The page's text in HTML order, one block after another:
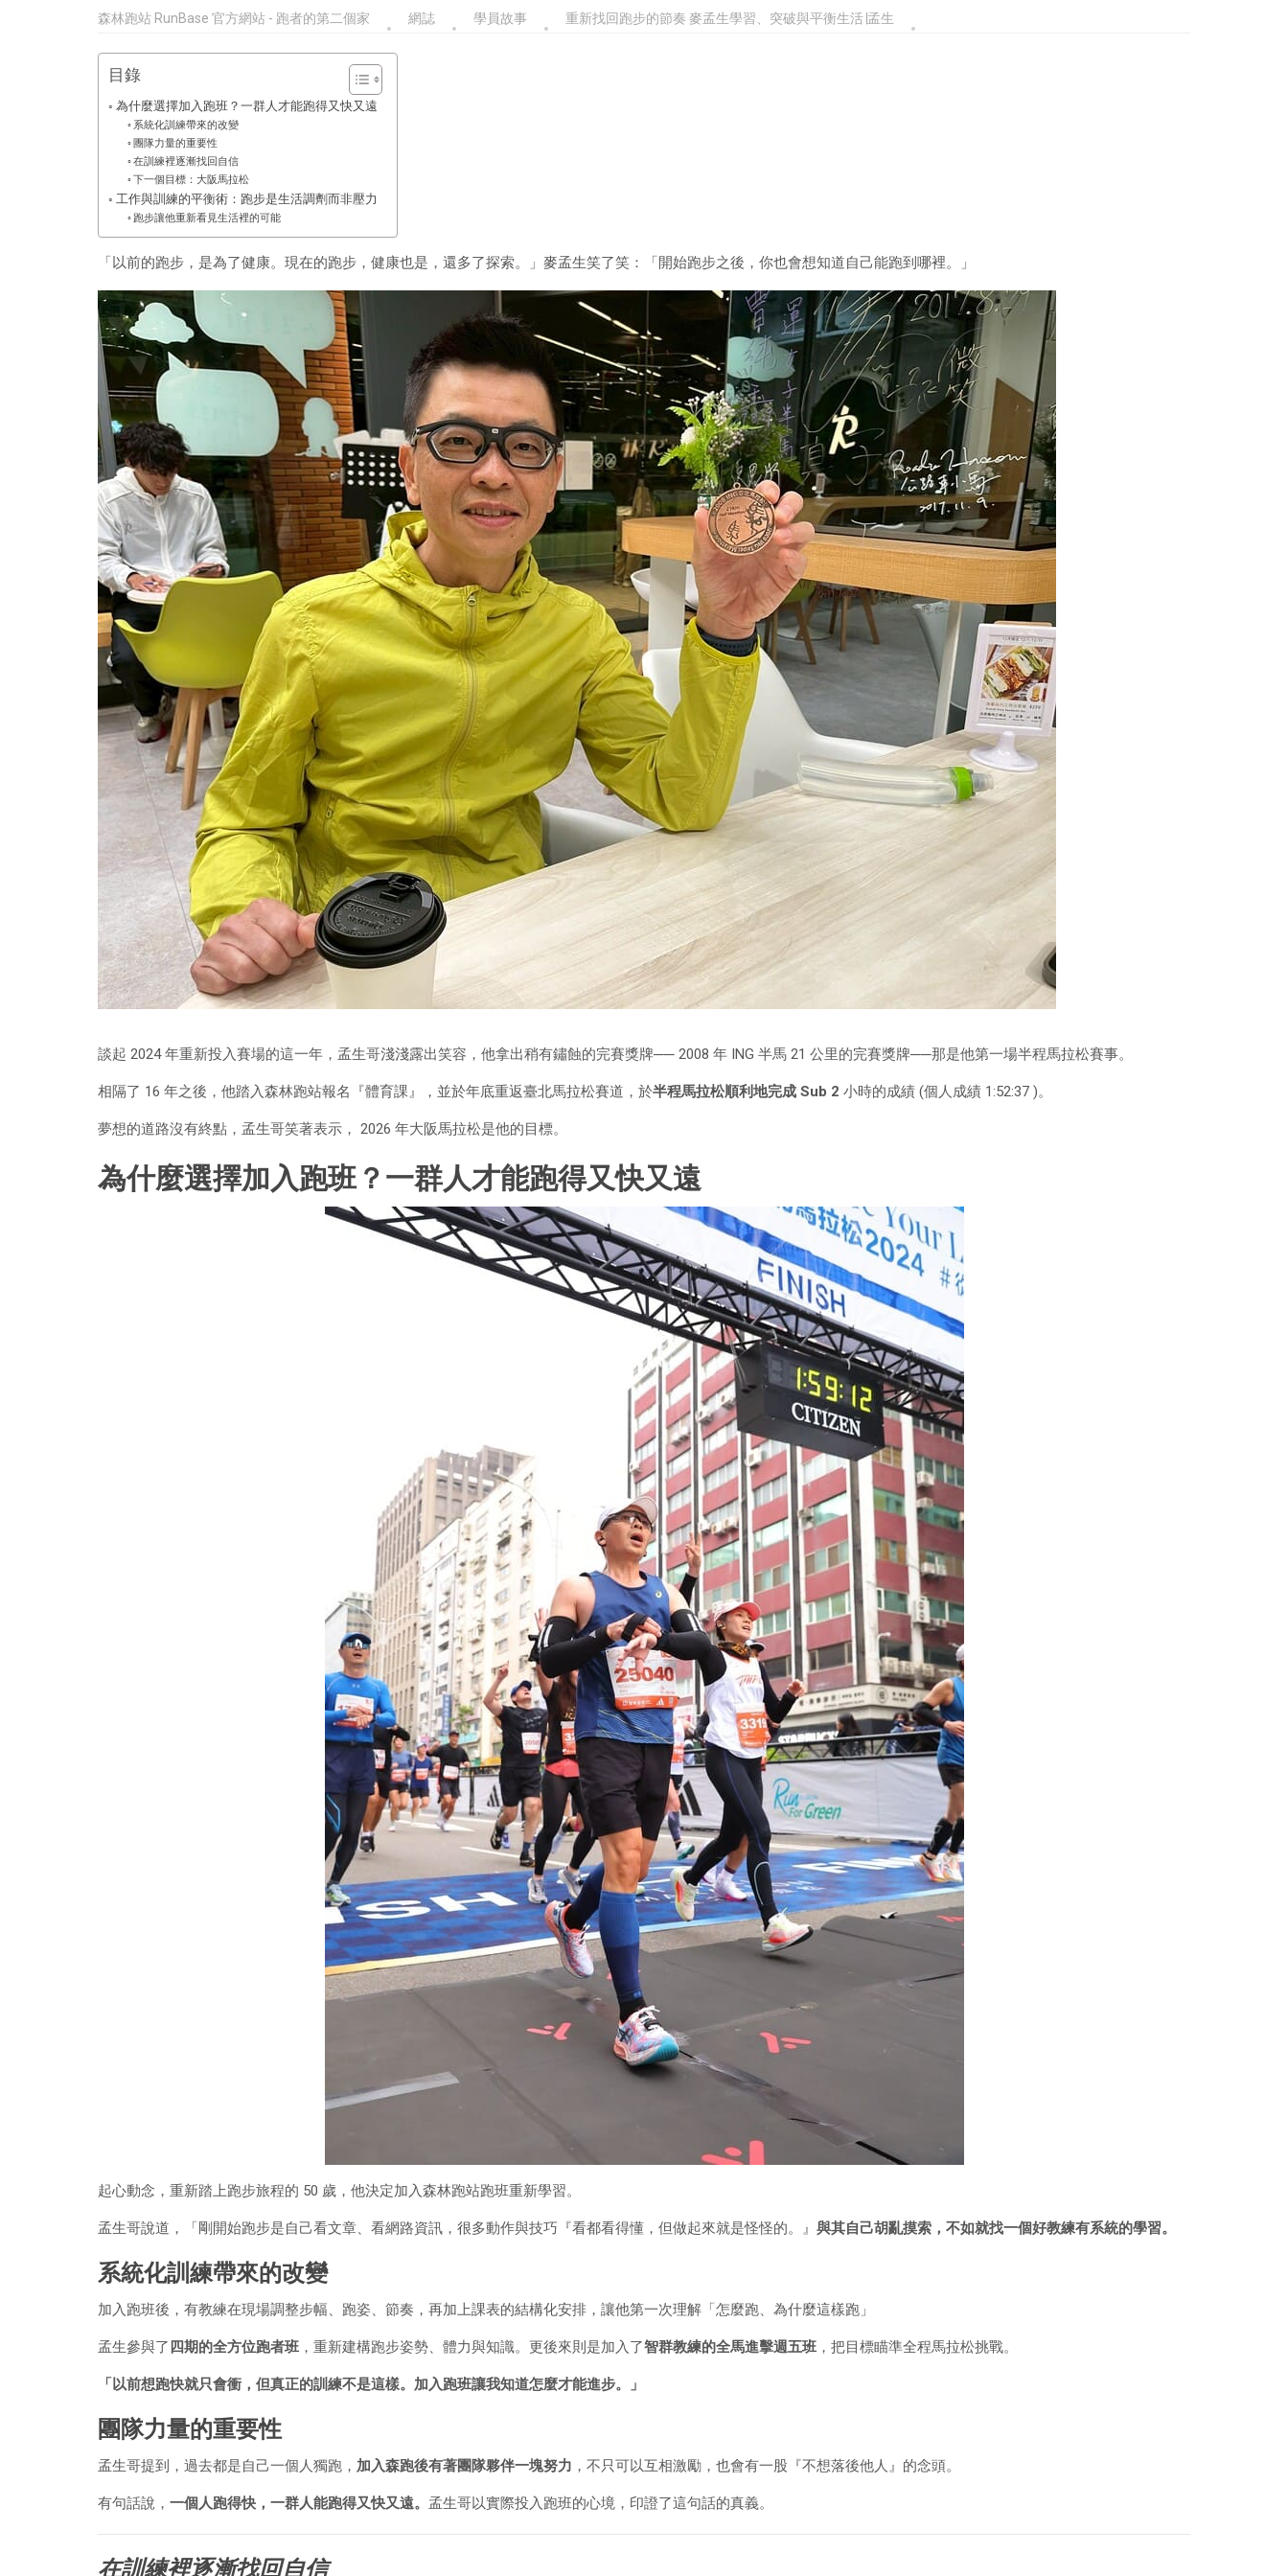
森林跑站 RunBase 官方網站 - 跑者的第二個家 網誌 學員故事 重新找回跑步的節奏 麥孟生學習、突破與平衡生活∣孟生
目錄
為什麼選擇加入跑班？一群人才能跑得又快又遠
系統化訓練帶來的改變
團隊力量的重要性
在訓練裡逐漸找回自信
下一個目標：大阪馬拉松
工作與訓練的平衡術：跑步是生活調劑而非壓力
跑步讓他重新看見生活裡的可能
「以前的跑步，是為了健康。現在的跑步，健康也是，還多了探索。」麥孟生笑了笑：「開始跑步之後，你也會想知道自己能跑到哪裡。」
談起 2024 年重新投入賽場的這一年，孟生哥淺淺露出笑容，他拿出稍有鏽蝕的完賽獎牌── 2008 年 ING 半馬 21 公里的完賽獎牌──那是他第一場半程馬拉松賽事。
相隔了 16 年之後，他踏入森林跑站報名『體育課』，並於年底重返臺北馬拉松賽道，於半程馬拉松順利地完成 Sub 2 小時的成績 (個人成績 1:52:37 )。
夢想的道路沒有終點，孟生哥笑著表示， 2026 年大阪馬拉松是他的目標。
為什麼選擇加入跑班？一群人才能跑得又快又遠
起心動念，重新踏上跑步旅程的 50 歲，他決定加入森林跑站跑班重新學習。
孟生哥說道，「剛開始跑步是自己看文章、看網路資訊，很多動作與技巧『看都看得懂，但做起來就是怪怪的。』 與其自己胡亂摸索，不如就找一個好教練有系統的學習。
系統化訓練帶來的改變
加入跑班後，有教練在現場調整步幅、跑姿、節奏，再加上課表的結構化安排，讓他第一次理解「怎麼跑、為什麼這樣跑」
孟生參與了 四期的全方位跑者班 ，重新建構跑步姿勢、體力與知識。更後來則是加入了智群教練的全馬進擊週五班 ，把目標瞄準全程馬拉松挑戰。
「以前想跑快就只會衝，但真正的訓練不是這樣。加入跑班讓我知道怎麼才能進步。」
團隊力量的重要性
孟生哥提到，過去都是自己一個人獨跑， 加入森跑後有著團隊夥伴一塊努力 ，不只可以互相激勵，也會有一股『不想落後他人』的念頭。
有句話說， 一個人跑得快，一群人能跑得又快又遠。 孟生哥以實際投入跑班的心境，印證了這句話的真義。
在訓練裡逐漸找回自信